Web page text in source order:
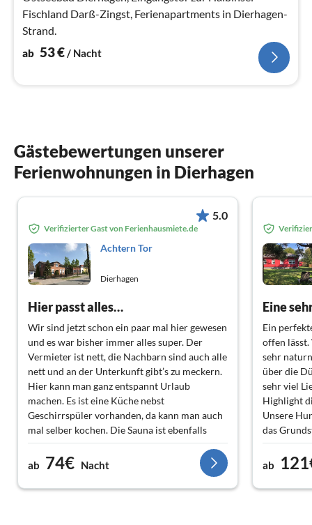
Fischland Darß-Zingst, Ferienapartments in Dierhagen-
Strand.
ab 53€/ Nacht
Gästebewertungen unserer
Ferienwohnungen in Dierhagen
5.0
Verifizierter Gast von Ferienhausmiete.de
Achtern Tor
Dierhagen
Hier passt alles…
Wir sind jetzt schon ein paar mal hier gewesen
und es war bisher immer alles super. Der
Vermieter ist nett, die Nachbarn sind auch alle
nett und an der Unterkunft gibt’s zu meckern.
Hier kann man ganz entspannt Urlaub
machen. Es ist eine Küche nebst
Geschirrspüler vorhanden, da kann man auch
mal selber kochen. Die Sauna ist ebenfalls
hervorragend und ein MustHave in der kalten
Jahreszeit .
ab 74€ Nacht
Ein
offen
sehr
über die
sehr viel
Highlight
Unsere
das
Nachbarn
Urlaub
ab